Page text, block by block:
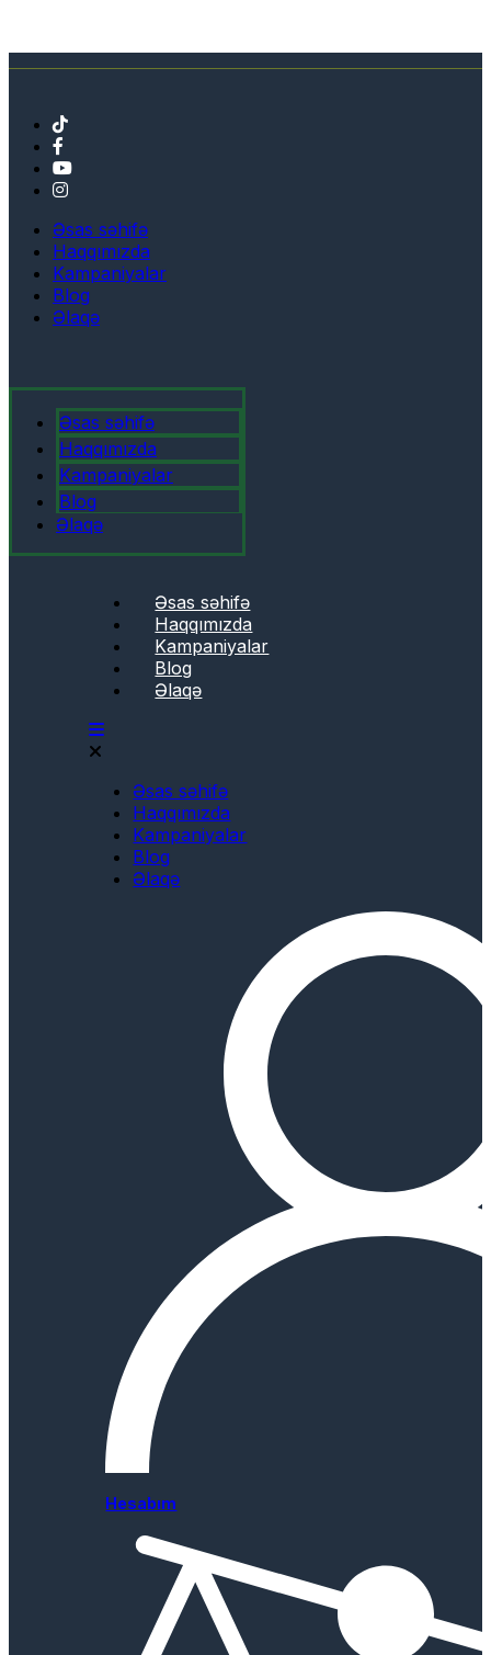
Əsas səhifə
Haqqımızda
Kampaniyalar
Blog
Əlaqə
Əsas səhifə
Haqqımızda
Kampaniyalar
Blog
Əlaqə
Əsas səhifə
Haqqımızda
Kampaniyalar
Blog
Əlaqə
Əsas səhifə
Haqqımızda
Kampaniyalar
Blog
Əlaqə
Hesabım